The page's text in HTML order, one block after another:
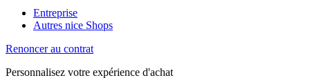
Entreprise
Autres nice Shops
Renoncer au contrat
Personnalisez votre expérience d'achat